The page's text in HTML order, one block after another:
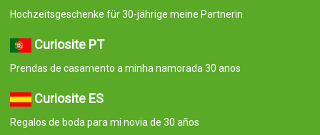
Hochzeitsgeschenke für 30-jährige meine Partnerin
Curiosite PT
Prendas de casamento a minha namorada 30 anos
Curiosite ES
Regalos de boda para mi novia de 30 años